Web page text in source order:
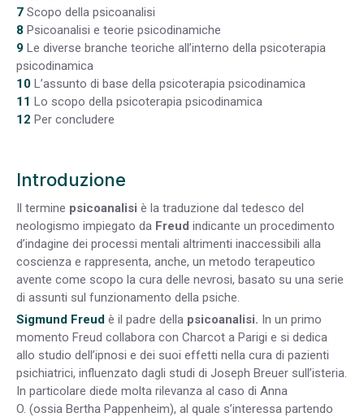
7 Scopo della psicoanalisi
8 Psicoanalisi e teorie psicodinamiche
9 Le diverse branche teoriche all’interno della psicoterapia
psicodinamica
10 L’assunto di base della psicoterapia psicodinamica
11 Lo scopo della psicoterapia psicodinamica
12 Per concludere
Introduzione
Il termine psicoanalisi è la traduzione dal tedesco del
neologismo impiegato da Freud indicante un procedimento
d’indagine dei processi mentali altrimenti inaccessibili alla
coscienza e rappresenta, anche, un metodo terapeutico
avente come scopo la cura delle nevrosi, basato su una serie
di assunti sul funzionamento della psiche.
Sigmund Freud è il padre della psicoanalisi. In un primo
momento Freud collabora con Charcot a Parigi e si dedica
allo studio dell’ipnosi e dei suoi effetti nella cura di pazienti
psichiatrici, influenzato dagli studi di Joseph Breuer sull’isteria.
In particolare diede molta rilevanza al caso di Anna
O. (ossia Bertha Pappenheim), al quale s’interessa partendo